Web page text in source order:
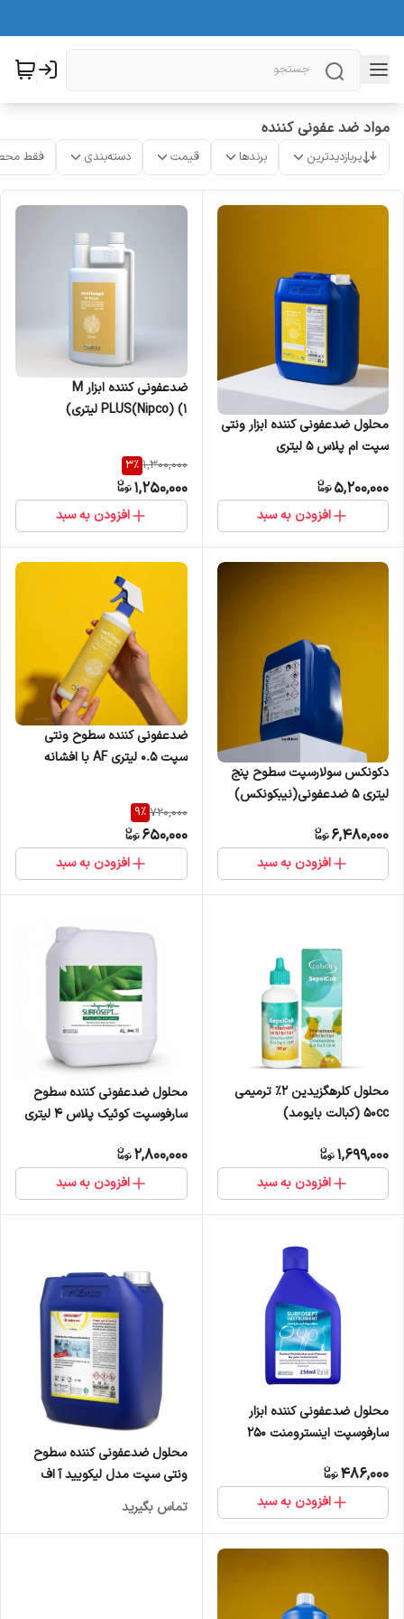
مواد ضد عفونی کننده
پربازدیدترین برندها قیمت دسته‌بندی فقط
محلول ضدعفونی کننده ابزار ونتی
سپت ام پلاس 5 لیتری
5,200,000
افزودن به سبد
ضدعفونی کننده ابزار M
PLUS(Nipco) (1 لیتری)
1,300,000
3%
1,250,000
افزودن به سبد
دکونکس سولارسپت سطوح پنج
لیتری 5 ضدعفونی(نیبکونکس)
6,480,000
افزودن به سبد
ضدعفونی کننده سطوح ونتی
سپت 0.5 لیتری AF با افشانه
720,000
9%
650,000
افزودن به سبد
محلول کلرهگزیدین 2% ترمیمی
50cc (کبالت بایومد)
1,699,000
افزودن به سبد
محلول ضدعفونی کننده سطوح
سارفوسپت کوئیک پلاس 4 لیتری
2,800,000
افزودن به سبد
محلول ضدعفونی کننده ابزار
سارفوسپت اینسترومنت 250
486,000
افزودن به سبد
محلول ضدعفونی کننده سطوح
ونتی سپت مدل لیکویید آ اف
حجم 5 لیتر
تماس بگیرید